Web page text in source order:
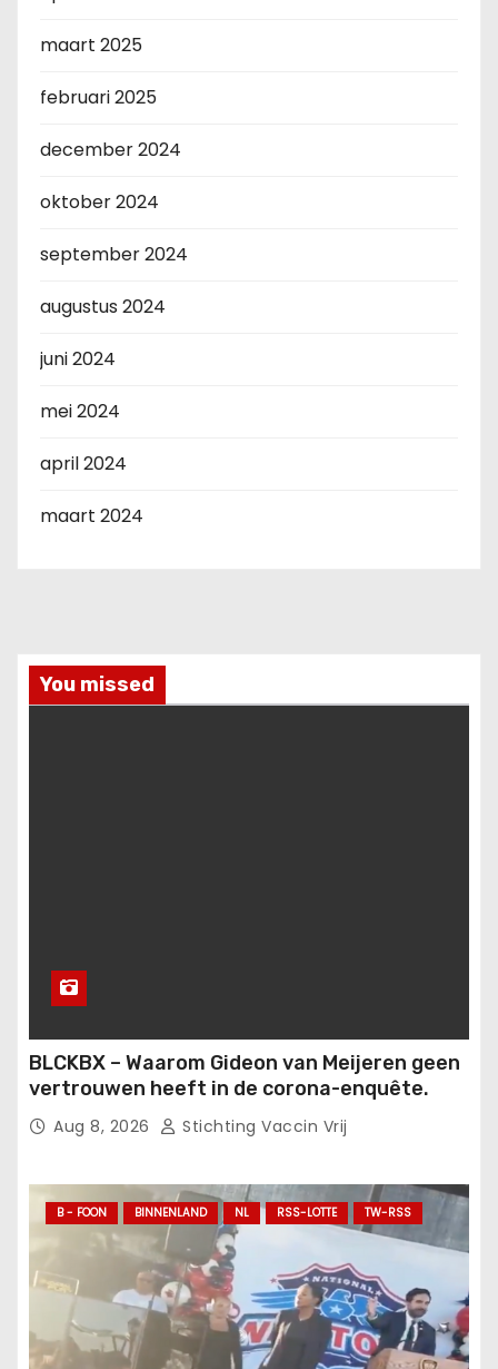
maart 2025
februari 2025
december 2024
oktober 2024
september 2024
augustus 2024
juni 2024
mei 2024
april 2024
maart 2024
You missed
BLCKBX – Waarom Gideon van Meijeren geen
vertrouwen heeft in de corona-enquête.
Aug 8, 2026 Stichting Vaccin Vrij
B - FOON BINNENLAND NL RSS-LOTTE TW-RSS